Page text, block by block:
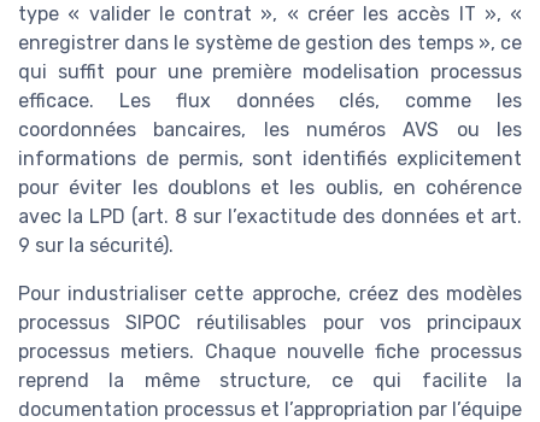
type « valider le contrat », « créer les accès IT », «
enregistrer dans le système de gestion des temps », ce
qui suffit pour une première modelisation processus
efficace. Les flux données clés, comme les
coordonnées bancaires, les numéros AVS ou les
informations de permis, sont identifiés explicitement
pour éviter les doublons et les oublis, en cohérence
avec la LPD (art. 8 sur l’exactitude des données et art.
9 sur la sécurité).
Pour industrialiser cette approche, créez des modèles
processus SIPOC réutilisables pour vos principaux
processus metiers. Chaque nouvelle fiche processus
reprend la même structure, ce qui facilite la
documentation processus et l’appropriation par l’équipe